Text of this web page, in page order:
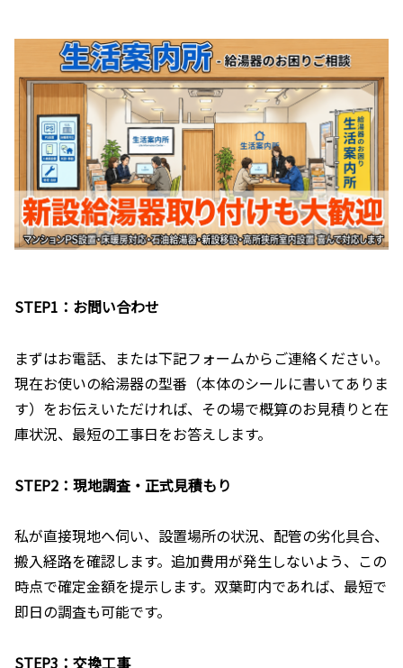
STEP1：お問い合わせ
まずはお電話、または下記フォームからご連絡ください。
現在お使いの給湯器の型番（本体のシールに書いてありま
す）をお伝えいただければ、その場で概算のお見積りと在
庫状況、最短の工事日をお答えします。
STEP2：現地調査・正式見積もり
私が直接現地へ伺い、設置場所の状況、配管の劣化具合、
搬入経路を確認します。追加費用が発生しないよう、この
時点で確定金額を提示します。双葉町内であれば、最短で
即日の調査も可能です。
STEP3：交換工事